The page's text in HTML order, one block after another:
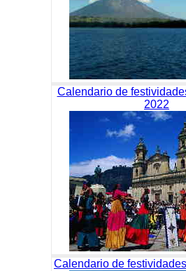
Calendario de
2022
Calendario de